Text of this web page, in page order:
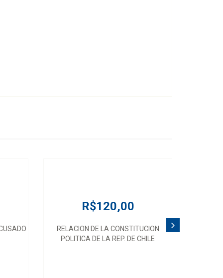
R$120,00
RELACION DE LA CONSTITUCION
POLITICA DE LA REP. DE CHILE